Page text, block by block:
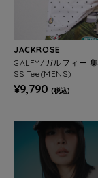
JACKROSE
GALFY/ガルフィー
SS Tee(MENS)
¥9,790 (税込)